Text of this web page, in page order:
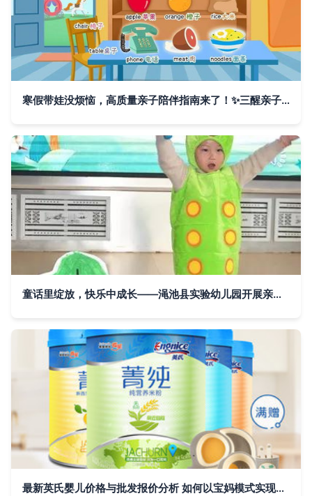
寒假带娃没烦恼，高质量亲子陪伴指南来了！✨三醒亲子成长
童话里绽放，快乐中成长——渑池县实验幼儿园开展亲子绘本讲读比赛
最新英氏婴儿价格与批发报价分析 如何以宝妈模式实现亲子资产的深度布局